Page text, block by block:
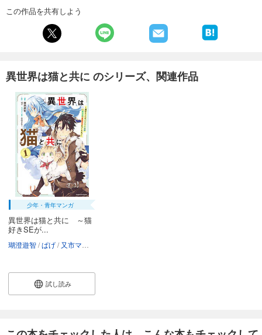
この作品を共有しよう
異世界は猫と共に のシリーズ、関連作品
少年・青年マンガ
異世界は猫と共に ～猫
好きSEが...
瑚澄遊智 ぱげ 又市マタロー
試し読み